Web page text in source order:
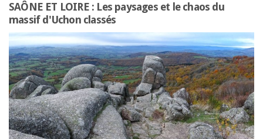
SAÔNE ET LOIRE : Les paysages et le chaos du
massif d'Uchon classés